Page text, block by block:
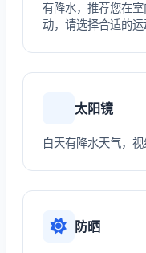
有降水，推荐您在
动，请选择合适的运
太阳镜
白天有降水天气，
防晒